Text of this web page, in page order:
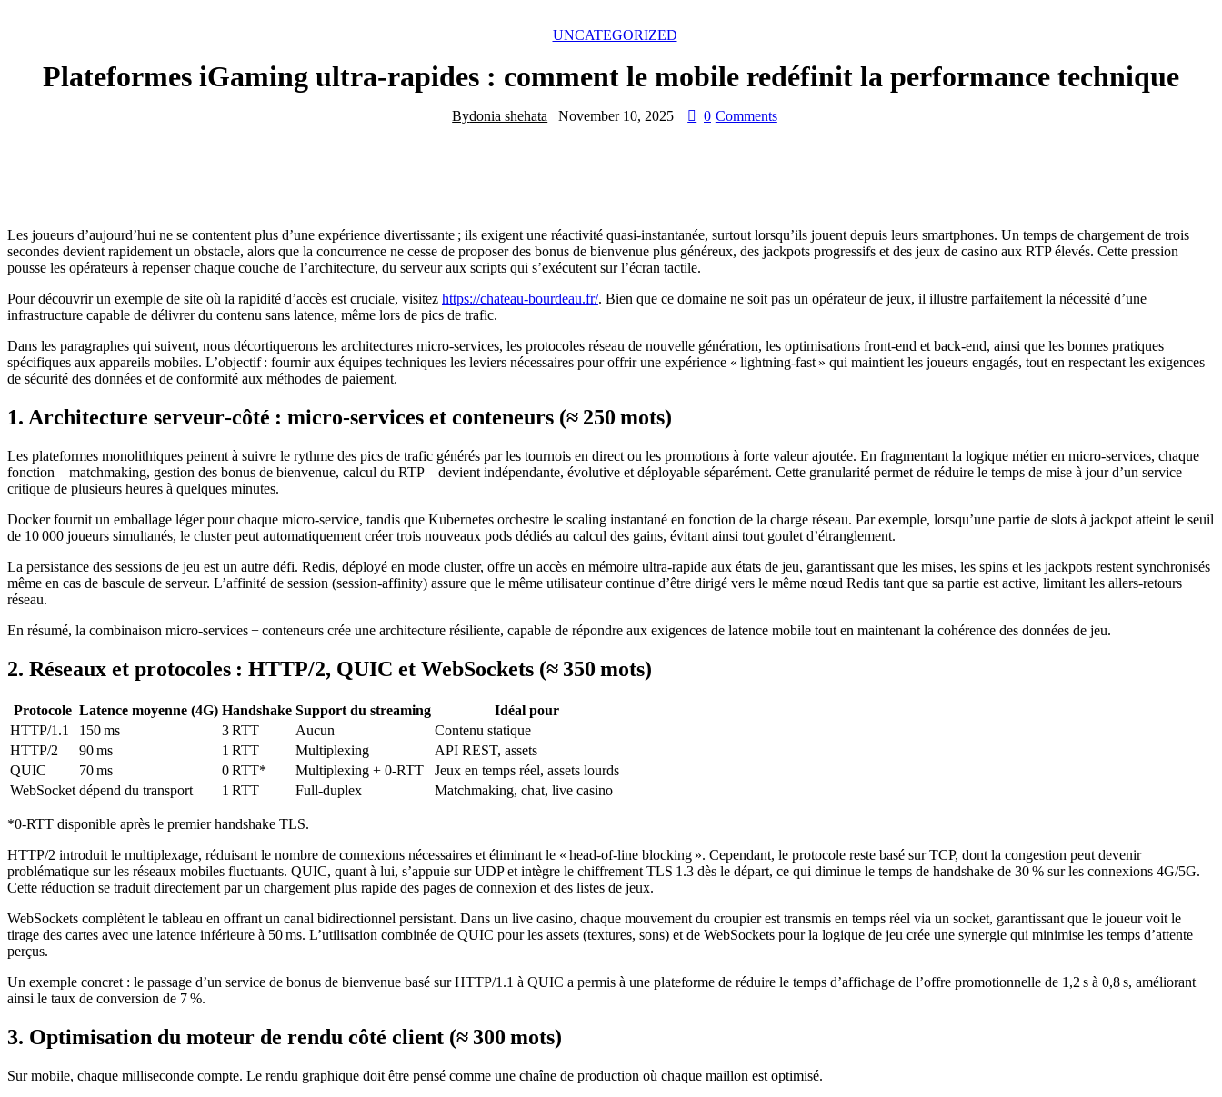
UNCATEGORIZED
Plateformes iGaming ultra‑rapides : comment le mobile redéfinit la performance technique
Bydonia shehata November 10, 2025 0 Comments
Les joueurs d’aujourd’hui ne se contentent plus d’une expérience divertissante ; ils exigent une réactivité quasi‑instantanée, surtout lorsqu’ils jouent depuis leurs smartphones. Un temps de chargement de trois
secondes devient rapidement un obstacle, alors que la concurrence ne cesse de proposer des bonus de bienvenue plus généreux, des jackpots progressifs et des jeux de casino aux RTP élevés. Cette pression
pousse les opérateurs à repenser chaque couche de l’architecture, du serveur aux scripts qui s’exécutent sur l’écran tactile.
Pour découvrir un exemple de site où la rapidité d’accès est cruciale, visitez https://chateau-bourdeau.fr/. Bien que ce domaine ne soit pas un opérateur de jeux, il illustre parfaitement la nécessité d’une
infrastructure capable de délivrer du contenu sans latence, même lors de pics de trafic.
Dans les paragraphes qui suivent, nous décortiquerons les architectures micro‑services, les protocoles réseau de nouvelle génération, les optimisations front‑end et back‑end, ainsi que les bonnes pratiques
spécifiques aux appareils mobiles. L’objectif : fournir aux équipes techniques les leviers nécessaires pour offrir une expérience « lightning‑fast » qui maintient les joueurs engagés, tout en respectant les exigences
de sécurité des données et de conformité aux méthodes de paiement.
1. Architecture serveur‑côté : micro‑services et conteneurs (≈ 250 mots)
Les plateformes monolithiques peinent à suivre le rythme des pics de trafic générés par les tournois en direct ou les promotions à forte valeur ajoutée. En fragmentant la logique métier en micro‑services, chaque
fonction – matchmaking, gestion des bonus de bienvenue, calcul du RTP – devient indépendante, évolutive et déployable séparément. Cette granularité permet de réduire le temps de mise à jour d’un service
critique de plusieurs heures à quelques minutes.
Docker fournit un emballage léger pour chaque micro‑service, tandis que Kubernetes orchestre le scaling instantané en fonction de la charge réseau. Par exemple, lorsqu’une partie de slots à jackpot atteint le seuil
de 10 000 joueurs simultanés, le cluster peut automatiquement créer trois nouveaux pods dédiés au calcul des gains, évitant ainsi tout goulet d’étranglement.
La persistance des sessions de jeu est un autre défi. Redis, déployé en mode cluster, offre un accès en mémoire ultra‑rapide aux états de jeu, garantissant que les mises, les spins et les jackpots restent synchronisés
même en cas de bascule de serveur. L’affinité de session (session‑affinity) assure que le même utilisateur continue d’être dirigé vers le même nœud Redis tant que sa partie est active, limitant les allers‑retours
réseau.
En résumé, la combinaison micro‑services + conteneurs crée une architecture résiliente, capable de répondre aux exigences de latence mobile tout en maintenant la cohérence des données de jeu.
2. Réseaux et protocoles : HTTP/2, QUIC et WebSockets (≈ 350 mots)
Protocole Latence moyenne (4G) Handshake Support du streaming
Idéal pour
HTTP/1.1
150 ms 3 RTT Aucun
Contenu statique
HTTP/2
90 ms 1 RTT Multiplexing
API REST, assets
QUIC
70 ms 0 RTT* Multiplexing + 0‑RTT
Jeux en temps réel, assets lourds
WebSocket dépend du transport 1 RTT Full‑duplex Matchmaking, chat, live casino
*0‑RTT disponible après le premier handshake TLS.
HTTP/2 introduit le multiplexage, réduisant le nombre de connexions nécessaires et éliminant le « head‑of‑line blocking ». Cependant, le protocole reste basé sur TCP, dont la congestion peut devenir
problématique sur les réseaux mobiles fluctuants. QUIC, quant à lui, s’appuie sur UDP et intègre le chiffrement TLS 1.3 dès le départ, ce qui diminue le temps de handshake de 30 % sur les connexions 4G/5G.
Cette réduction se traduit directement par un chargement plus rapide des pages de connexion et des listes de jeux.
WebSockets complètent le tableau en offrant un canal bidirectionnel persistant. Dans un live casino, chaque mouvement du croupier est transmis en temps réel via un socket, garantissant que le joueur voit le
tirage des cartes avec une latence inférieure à 50 ms. L’utilisation combinée de QUIC pour les assets (textures, sons) et de WebSockets pour la logique de jeu crée une synergie qui minimise les temps d’attente
perçus.
Un exemple concret : le passage d’un service de bonus de bienvenue basé sur HTTP/1.1 à QUIC a permis à une plateforme de réduire le temps d’affichage de l’offre promotionnelle de 1,2 s à 0,8 s, améliorant
ainsi le taux de conversion de 7 %.
3. Optimisation du moteur de rendu côté client (≈ 300 mots)
Sur mobile, chaque milliseconde compte. Le rendu graphique doit être pensé comme une chaîne de production où chaque maillon est optimisé.